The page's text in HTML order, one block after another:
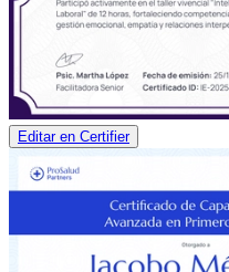
Editar en Certifier